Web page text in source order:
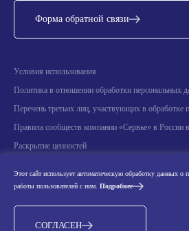
Форма обратной связи
Условия использования
Политика в отношении обработки персональных
Перечень третьих лиц, участвующих в обработке
Правила сообществ компании «Сервье» в России
Раскрытие ценностей
Производители лекарственных препаратов,
© 2026 LES LABORATOIRES SERVIER. АО
Этот сайт использует автоматическую обработку данных о
работы пользователей с ним. Подробнее
СОГЛАСЕН